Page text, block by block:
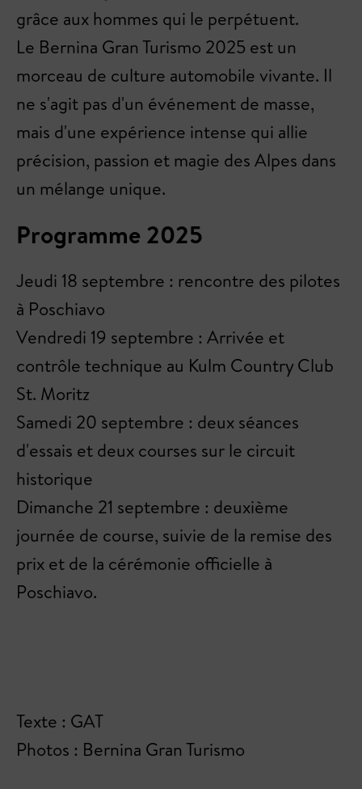
grâce aux hommes qui le perpétuent.
Le Bernina Gran Turismo 2025 est un
morceau de culture automobile vivante. Il
ne s'agit pas d'un événement de masse,
mais d'une expérience intense qui allie
précision, passion et magie des Alpes dans
un mélange unique.
Programme 2025
Jeudi 18 septembre : rencontre des pilotes
à Poschiavo
Vendredi 19 septembre : Arrivée et
contrôle technique au Kulm Country Club
St. Moritz
Samedi 20 septembre : deux séances
d'essais et deux courses sur le circuit
historique
Dimanche 21 septembre : deuxième
journée de course, suivie de la remise des
prix et de la cérémonie officielle à
Poschiavo.
Texte : GAT
Photos : Bernina Gran Turismo